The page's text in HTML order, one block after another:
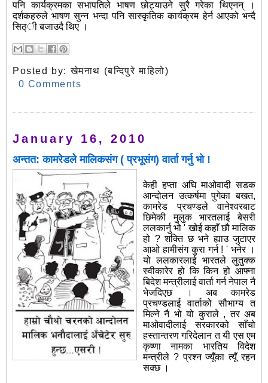
पनि कार्यक्रमका सभापतिले भाषण छोट्याउने सुरै गरेका थिएनन् ।
दर्शकहरुले भाषण सुन्न भन्दा पनि सास्कृतिक कार्यक्रम हेर्न आएको भन्दै
सिठ्ी बजाउदै थिए ।
Posted by:खेमनाथ (बन्दिपुरे माहिलो)
0 Comments
January 16, 2010
अन्तत: कामरेडले मालिकसंग ( प्रभूसंग) वार्ता गर्नु भो !
केही हप्ता अघि माओवादी सडक
आन्दोलन उत्कर्षमा पुगेका बखत,
कामरेड प्रचण्डले वानेश्वरबाट
छिमेकी मुलुक भारतलाई बेसरी
ललकार्नु भो ' खोई कहाँ छौ मालिक
हो ? शक्ति छ भने ह्याउ जुटाएर
आओ हामीसंग कुरा गर्न ! ' भनेर ।
यो ललकारलाई भारतले लुतुक्क
स्वीकारेर हो कि किन हो आफ्ना
बिदेश मन्त्रीलाई वार्ता गर्न नेपाल नै
भेजदिएछ । अब कामरेड
प्रचण्डलाई वार्ताको सौभाग्य त
मिल्ने नै भो यो कुराले , तर अब
माओवादीलाई सरकारको साँचो
हस्तान्तरण गरिदेलान त यी एस एम
कृष्णा नामका भारतिय विदेश
मन्त्रीले ? प्रश्न ज्यूँका त्यूँ रहन
सक्छ ।